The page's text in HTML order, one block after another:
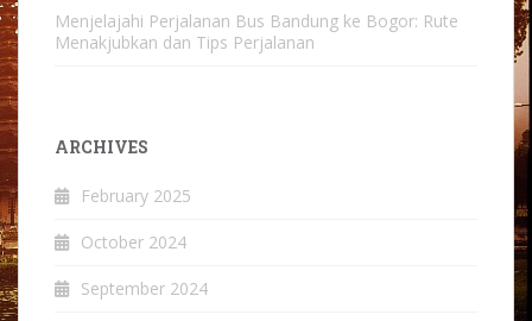
Menjelajahi Perjalanan Bus Bandung ke Bogor: Rute
Menakjubkan dan Tips Perjalanan
ARCHIVES
February 2025
October 2024
September 2024